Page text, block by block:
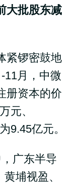
大批股东减
紧锣密鼓地
11月，中微
册资本的价
元、
9.45亿元。
广东半导
埔视盈、